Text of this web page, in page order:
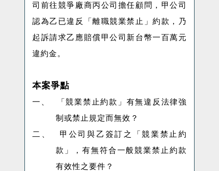
司前往競爭廠商丙公司擔任顧問，甲公司
認為乙已違反「離職競業禁止」約款，乃
起訴請求乙應賠償甲公司新台幣一百萬元
違約金。
本案爭點
一、 「競業禁止約款」 有無違反法律強
制或禁止規定而無效？
二、
甲公司與乙簽訂之「競業禁止約
款」，有無符合一般競業禁止約款
有效性之要件？